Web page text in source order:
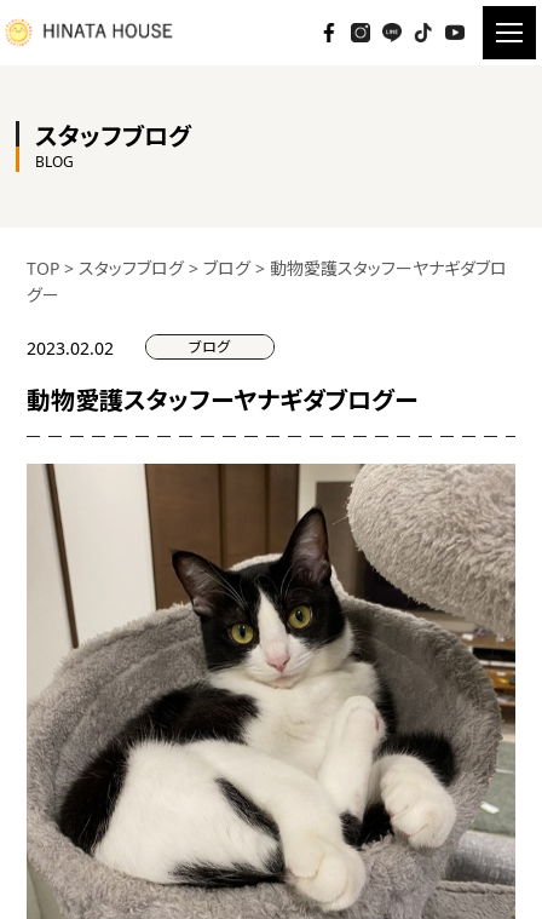
スタッフブログ
BLOG
TOP > スタッフブログ>ブログ> 動物愛護スタッフーヤナギダブロ
グー
2023.02.02 ブログ
動物愛護スタッフーヤナギダブログー